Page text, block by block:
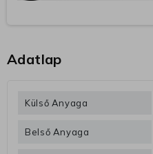
Adatlap
Külső Anyaga
Belső Anyaga